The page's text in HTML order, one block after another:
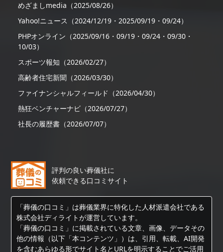
めざましmedia（2025/08/26）
Yahoo!ニュース（2024/12/19・2025/09/19・09/24）
PHPオンライン（2025/09/16・09/19・09/24・09/30・
10/03）
スポーツ報知（2026/02/27）
高齢者住宅新聞（2026/03/30）
ファイナンシャルフィールド（2026/04/30）
熱狂ベンチャーナビ（2026/07/27）
社長の履歴書（2026/07/07）
評判の良い葬儀社に
依頼できる口コミサイト
「葬儀の口コミ」は葬儀業界に特化した人材派遣会社である
株式会社ディライトが運営しています。
「葬儀の口コミ」に掲載されている文章、画像、データその
他の情報（以下「本コンテンツ」）は、引用、転載、AI開発
を含むあらゆる形でサイト名とURLを明示することでご活用